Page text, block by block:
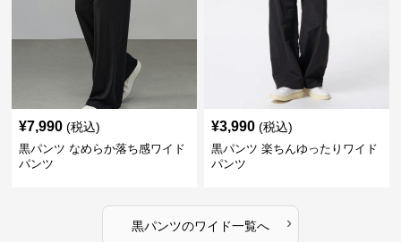
¥7,990 (税込)
黒パンツ なめらか落ち感ワイド
パンツ
¥3,990 (税込)
黒パンツ 楽ちんゆったりワイド
パンツ
黒パンツのワイド一覧へ ›